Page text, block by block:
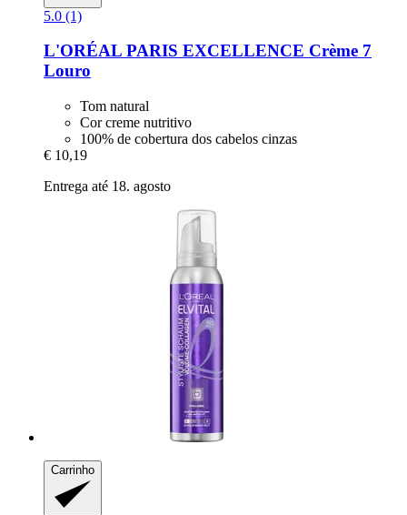
5.0 (1)
L'ORÉAL PARIS EXCELLENCE Crème 7
Louro
Tom natural
Cor creme nutritivo
100% de cobertura dos cabelos cinzas
€ 10,19
Entrega até 18. agosto
Carrinho